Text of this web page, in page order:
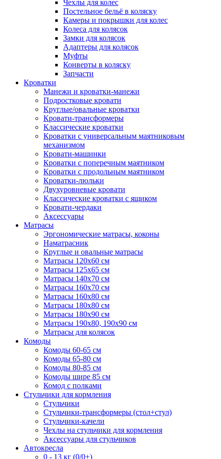
Чехлы для колес
Постельное бельё в коляску
Камеры и покрышки для колес
Колеса для колясок
Замки для колясок
Адаптеры для колясок
Муфты
Конверты в коляску
Запчасти
Кроватки
Манежи и кроватки-манежи
Подростковые кровати
Круглые/овальные кроватки
Кровати-трансформеры
Классические кроватки
Кроватки с универсальным маятниковым
механизмом
Кровати-машинки
Кроватки с поперечным маятником
Кроватки с продольным маятником
Кроватки-люльки
Двухуровневые кровати
Классические кроватки с ящиком
Кровати-чердаки
Аксессуары
Матрасы
Эргономические матрасы, коконы
Наматрасник
Круглые и овальные матрасы
Матрасы 120х60 см
Матрасы 125х65 см
Матрасы 140х70 см
Матрасы 160х70 см
Матрасы 160х80 см
Матрасы 180х80 см
Матрасы 180х90 см
Матрасы 190х80, 190х90 см
Матрасы для колясок
Комоды
Комоды 60-65 см
Комоды 65-80 см
Комоды 80-85 см
Комоды шире 85 см
Комод с полками
Стульчики для кормления
Стульчики
Стульчики-трансформеры (стол+стул)
Стульчики-качели
Чехлы на стульчики для кормления
Аксессуары для стульчиков
Автокресла
0 - 13 кг (0/0+)